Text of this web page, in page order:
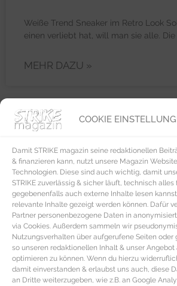
COOKIE
Damit STRIKE magazin seine redaktionellen
& finanzieren kann, nutzt unsere Magazin
Technologien. Diese sind auch wichtig, damit
STRIKE zuverlässig & sicher läuft, technisch
gegebenenfalls auch externe Inhalte lesen
relevante Inhalte gezeigt werden können. Dafür
Partner personenbezogene Daten in
via Cookies. Außerdem sammeln wir
Nutzungsverhalten über aufgerufene Seiten oder
so unseren redaktionellen Inhalt & unser
optimieren zu können. Wenn du hierzu
damit einverstanden & erlaubst uns auch, diese
an Dritte weiterzugeben, wie z.B. an Google
Weiße Trend Sneaker im Retro Look
einen verliebt hat, will man sie alle. Die
MEHR DAZU »